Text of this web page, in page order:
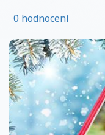
0 hodnocení